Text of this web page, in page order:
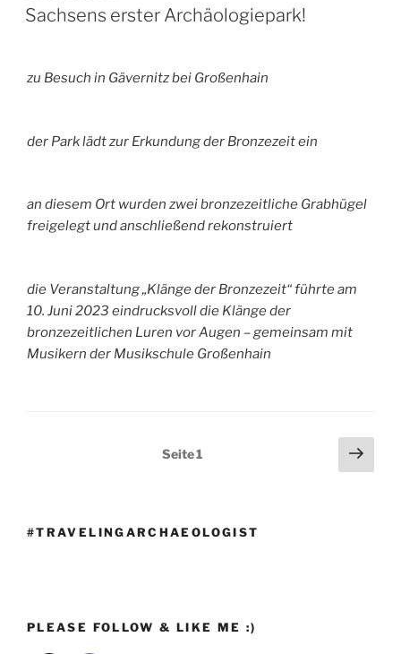
AM
Sachsens erster Archäologiepark!
zu Besuch in Gävernitz bei Großenhain
der Park lädt zur Erkundung der Bronzezeit ein
an diesem Ort wurden zwei bronzezeitliche Grabhügel
freigelegt und anschließend rekonstruiert
die Veranstaltung „Klänge der Bronzezeit“ führte am
10. Juni 2023 eindrucksvoll die Klänge der
bronzezeitlichen Luren vor Augen – gemeinsam mit
Musikern der Musikschule Großenhain
Seitennummerierung
Seite1
#TRAVELINGARCHAEOLOGIST
PLEASE FOLLOW & LIKE ME :)